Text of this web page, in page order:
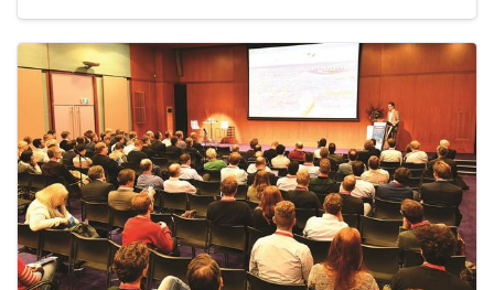
het moment om elkaar en (bestaande) relaties en
leveranciers te ontmoeten.